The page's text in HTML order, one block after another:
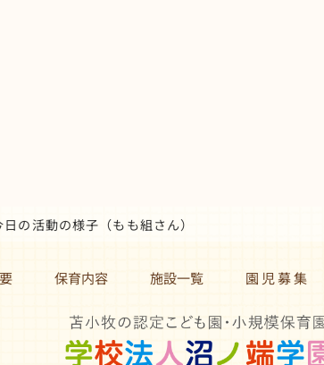
の活動の様子（もも組さん）
保育内容 施設一覧 園 児 募